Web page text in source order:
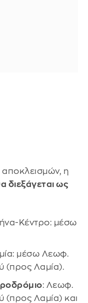
η
διεξάγεται ως
Κέντρο: μέσω
μέσω Λεωφ.
(προς Λαμία).
: Λεωφ.
(προς Λαμία) και